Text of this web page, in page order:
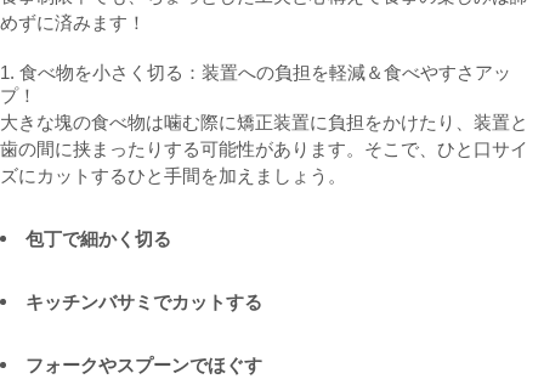
めずに済みます！
1. 食べ物を小さく切る：装置への負担を軽減＆食べやすさアッ
プ！
大きな塊の食べ物は噛む際に矯正装置に負担をかけたり、装置と
歯の間に挟まったりする可能性があります。そこで、ひと口サイ
ズにカットするひと手間を加えましょう。
包丁で細かく切る
キッチンバサミでカットする
フォークやスプーンでほぐす